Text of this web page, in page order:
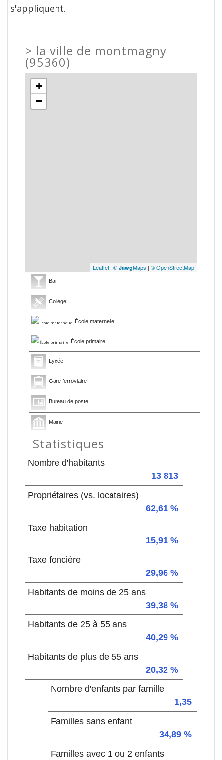
s'appliquent.
> la ville de montmagny
(95360)
+
−
Leaflet | © JawgMaps | © OpenStreetMap
Bar
Collège
École maternelle
École primaire
Lycée
Gare ferroviaire
Bureau de poste
Mairie
Statistiques
Nombre d'habitants
13 813
Propriétaires (vs. locataires)
62,61 %
Taxe habitation
15,91 %
Taxe foncière
29,96 %
Habitants de moins de 25 ans
39,38 %
Habitants de 25 à 55 ans
40,29 %
Habitants de plus de 55 ans
20,32 %
Nombre d'enfants par famille
1,35
Familles sans enfant
34,89 %
Familles avec 1 ou 2 enfants